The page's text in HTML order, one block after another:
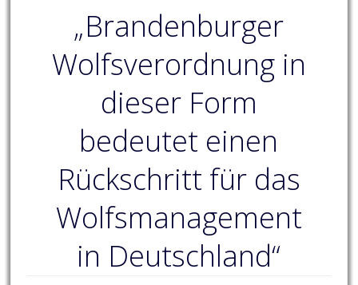
„Brandenburger
Wolfsverordnung in
dieser Form
bedeutet einen
Rückschritt für das
Wolfsmanagement
in Deutschland“